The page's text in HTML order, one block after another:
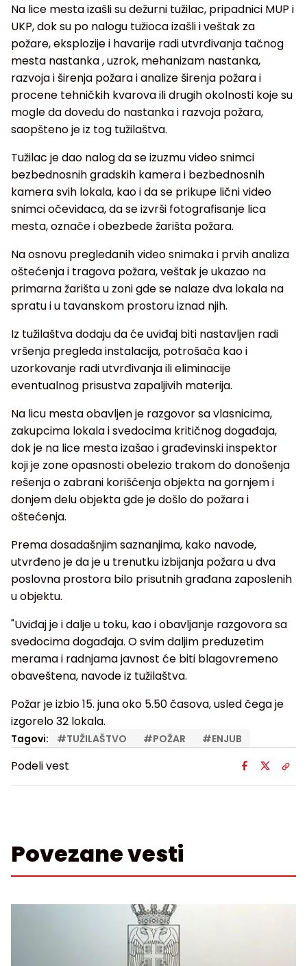
Na lice mesta izašli su dežurni tužilac, pripadnici MUP i
UKP, dok su po nalogu tužioca izašli i veštak za
požare, eksplozije i havarije radi utvrđivanja tačnog
mesta nastanka , uzrok, mehanizam nastanka,
razvoja i širenja požara i analize širenja požara i
procene tehničkih kvarova ili drugih okolnosti koje su
mogle da dovedu do nastanka i razvoja požara,
saopšteno je iz tog tužilaštva.
Tužilac je dao nalog da se izuzmu video snimci
bezbednosnih gradskih kamera i bezbednosnih
kamera svih lokala, kao i da se prikupe lični video
snimci očevidaca, da se izvrši fotografisanje lica
mesta, označe i obezbede žarišta požara.
Na osnovu pregledanih video snimaka i prvih analiza
oštećenja i tragova požara, veštak je ukazao na
primarna žarišta u zoni gde se nalaze dva lokala na
spratu i u tavanskom prostoru iznad njih.
Iz tužilaštva dodaju da će uviđaj biti nastavljen radi
vršenja pregleda instalacija, potrošača kao i
uzorkovanje radi utvrđivanja ili eliminacije
eventualnog prisustva zapaljivih materija.
Na licu mesta obavljen je razgovor sa vlasnicima,
zakupcima lokala i svedocima kritičnog događaja,
dok je na lice mesta izašao i građevinski inspektor
koji je zone opasnosti obelezio trakom do donošenja
rešenja o zabrani korišćenja objekta na gornjem i
donjem delu objekta gde je došlo do požara i
oštećenja.
Prema dosadašnjim saznanjima, kako navode,
utvrđeno je da je u trenutku izbijanja požara u dva
poslovna prostora bilo prisutnih građana zaposlenih
u objektu.
"Uviđaj je i dalje u toku, kao i obavljanje razgovora sa
svedocima događaja. O svim daljim preduzetim
merama i radnjama javnost će biti blagovremeno
obaveštena, navode iz tužilaštva.
Požar je izbio 15. juna oko 5.50 časova, usled čega je
izgorelo 32 lokala.
Tagovi: #TUŽILAŠTVO #POŽAR #ENJUB
Podeli vest
Povezane vesti